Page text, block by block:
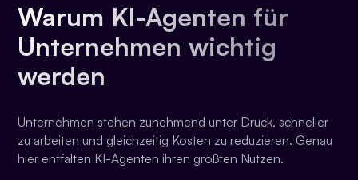
Warum KI-Agenten für
Unternehmen wichtig
werden
Unternehmen stehen zunehmend unter Druck, schneller
zu arbeiten und gleichzeitig Kosten zu reduzieren. Genau
hier entfalten KI-Agenten ihren größten Nutzen.